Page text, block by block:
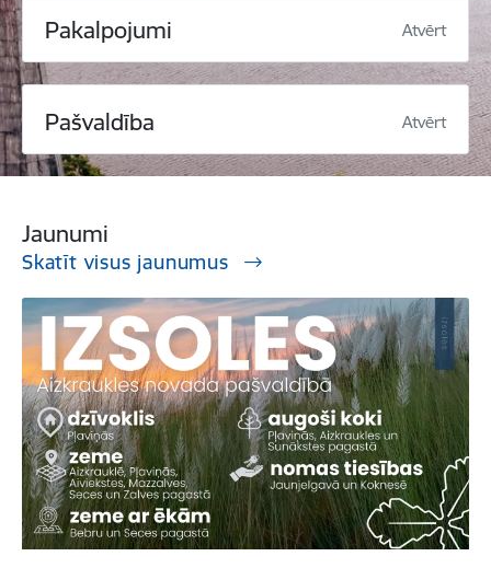
Pakalpojumi Atvērt
Pašvaldība Atvērt
Jaunumi
Skatīt visus jaunumus